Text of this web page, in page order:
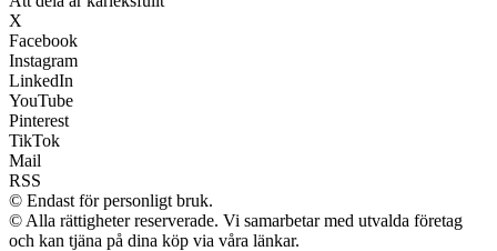
X
Facebook
Instagram
LinkedIn
YouTube
Pinterest
TikTok
Mail
RSS
© Endast för personligt bruk.
© Alla rättigheter reserverade. Vi samarbetar med utvalda företag
och kan tjäna på dina köp via våra länkar.